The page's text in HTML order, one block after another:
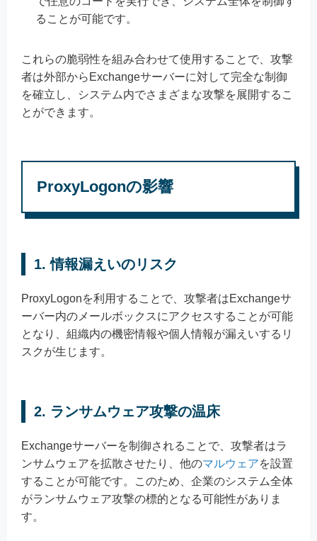
ることが可能です。
これらの脆弱性を組み合わせて使用することで、攻撃
者は外部からExchangeサーバーに対して完全な制御
を確立し、システム内でさまざまな攻撃を展開するこ
とができます。
ProxyLogonの影響
1.情報漏えいのリスク
ProxyLogonを利用することで、攻撃者はExchangeサ
ーバー内のメールボックスにアクセスすることが可能
となり、組織内の機密情報や個人情報が漏えいするリ
スクが生じます。
2. ランサムウェア攻撃の温床
Exchangeサーバーを制御されることで、攻撃者はラ
ンサムウェアを拡散させたり、他のマルウェアを設置
することが可能です。このため、企業のシステム全体
がランサムウェア攻撃の標的となる可能性がありま
す。